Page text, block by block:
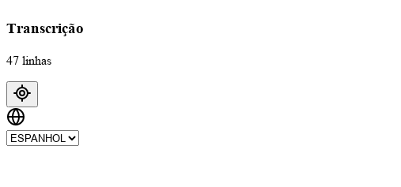
Transcrição
47 linhas